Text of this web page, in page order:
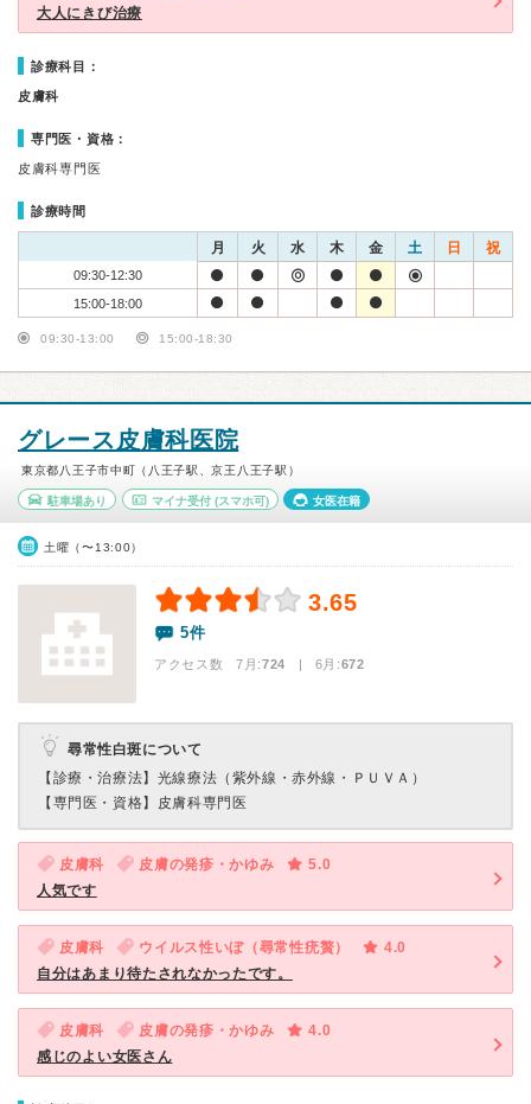
大人にきび治療
診療科目：
皮膚科
専門医・資格：
皮膚科専門医
診療時間
月 火 水 木 金 土 日 祝
09:30-12:30
15:00-18:00
09:30-13:00 15:00-18:30
グレース皮膚科医院
東京都八王子市中町（八王子駅、京王八王子駅）
駐車場あり マイナ受付(スマホ可) 女医在籍
土曜（〜13:00）
3.65
5件
アクセス数 7月:724 | 6月:672
尋常性白斑について
【診療・治療法】 光線療法（紫外線・赤外線・ＰＵＶＡ）
【専門医・資格】 皮膚科専門医
皮膚科 皮膚の発疹・かゆみ
5.0
人気です
皮膚科 ウイルス性いぼ（尋常性疣贅）
4.0
自分はあまり待たされなかったです。
皮膚科 皮膚の発疹・かゆみ
4.0
感じのよい女医さん